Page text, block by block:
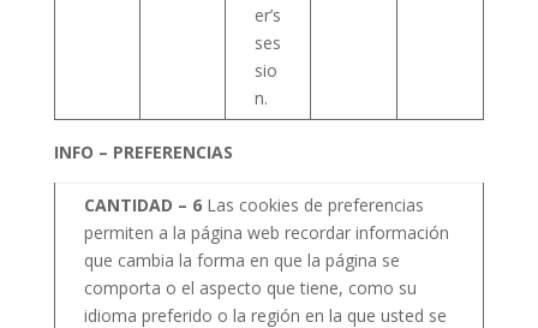
er’s
ses
sio
n.
INFO – PREFERENCIAS
CANTIDAD – 6Las cookies de preferencias
permiten a la página web recordar información
que cambia la forma en que la página se
comporta o el aspecto que tiene, como su
idioma preferido o la región en la que usted se